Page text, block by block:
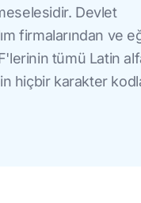
Devlet
firmalarından ve
tümü Latin
hiçbir karakter